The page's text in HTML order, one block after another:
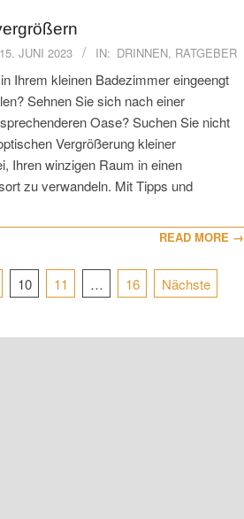
15. JUNI 2023 IN: DRINNEN, RATGEBER
Ihrem kleinen Badezimmer eingeengt
Sehnen Sie sich nach einer
Oase? Suchen Sie nicht
Vergrößerung kleiner
Ihren winzigen Raum in einen
zu verwandeln. Mit Tipps und
READ MORE →
10 11 … 16 Nächste